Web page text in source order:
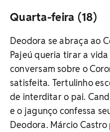
Quarta-feira (18)
Deodora se abraça ao
Pajeú queria tirar a
conversam sobre o
satisfeita. Tertulinho
de interditar o pai.
e o jagunço confessa
Deodora. Márcio